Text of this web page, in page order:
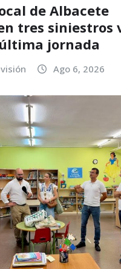
de Albacete
tres siniestros
jornada
Ago 6, 2026